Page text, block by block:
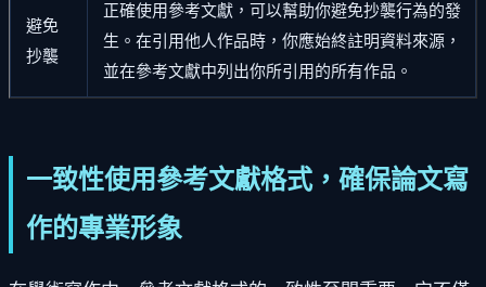
避免
抄襲
正確使用參考文獻，可以幫助你避免抄襲行為的發
生。在引用他人作品時，你應始終註明資料來源，
並在參考文獻中列出你所引用的所有作品。
一致性使用參考文獻格式，確保論文寫
作的專業形象